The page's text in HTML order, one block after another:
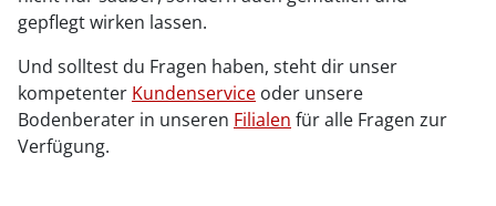
gepflegt wirken lassen.
Und solltest du Fragen haben, steht dir unser
kompetenter Kundenservice oder unsere
Bodenberater in unseren Filialen für alle Fragen zur
Verfügung.